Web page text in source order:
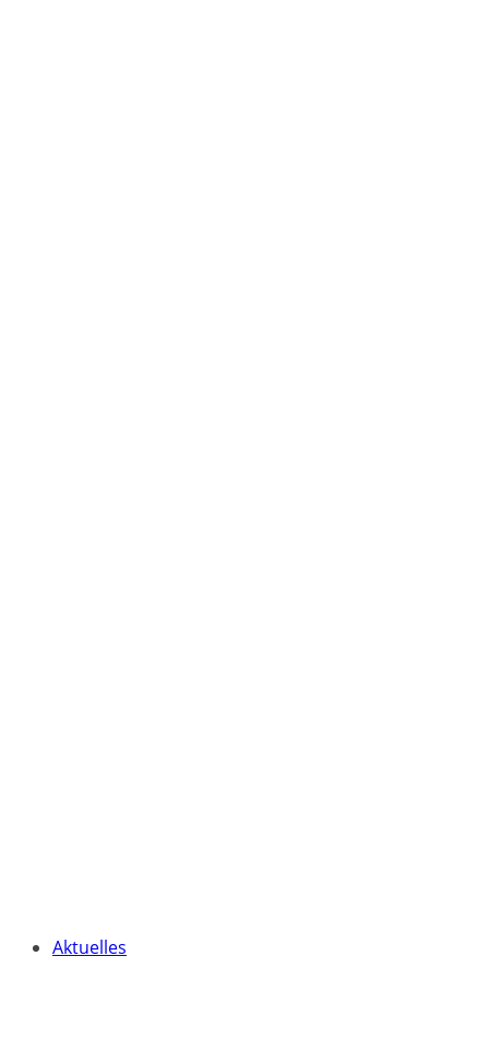
Aktuelles